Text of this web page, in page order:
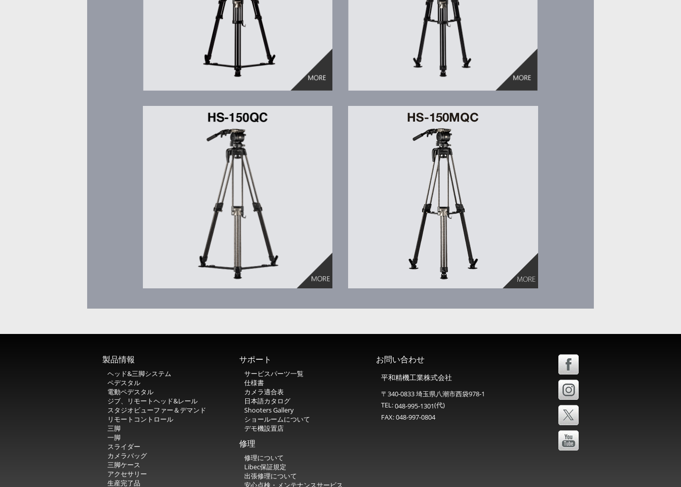
製品情報
ヘッド&三脚システム
ペデスタル
電動ペデスタル
ジブ、リモートヘッド&レール
スタジオビューファー＆デマンド
リモートコントロール
三脚
一脚
スライダー
カメラバッグ
三脚ケース
アクセサリー
生産完了品
サポート
サービスパーツ一覧
仕様書
カメラ適合表
日本語カタログ
Shooters Gallery
ショールームについて
デモ機設置店
修理
修理について
Libec保証規定
出張修理について
お問い合わせ
平和精機工業株式会社
〒340-0833 埼玉県八潮市西袋978-1
TEL:048-995-1301(代)
FAX: 048-997-0804